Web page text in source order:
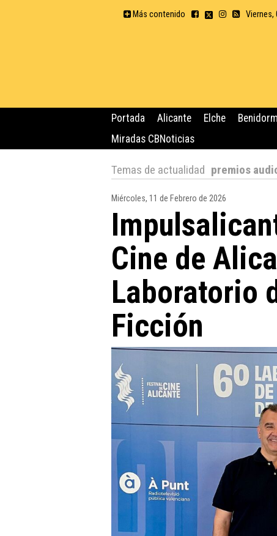
Más contenido Viernes,
Portada Alicante Elche Benidorm
Miradas CBNoticias
Temas de actualidad premios
Miércoles, 11 de Febrero de 2026
Cine de
Laboratorio
Ficción